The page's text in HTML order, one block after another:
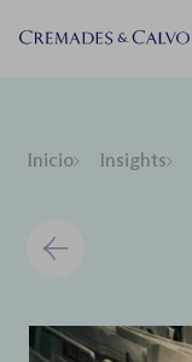
Inicio Insights